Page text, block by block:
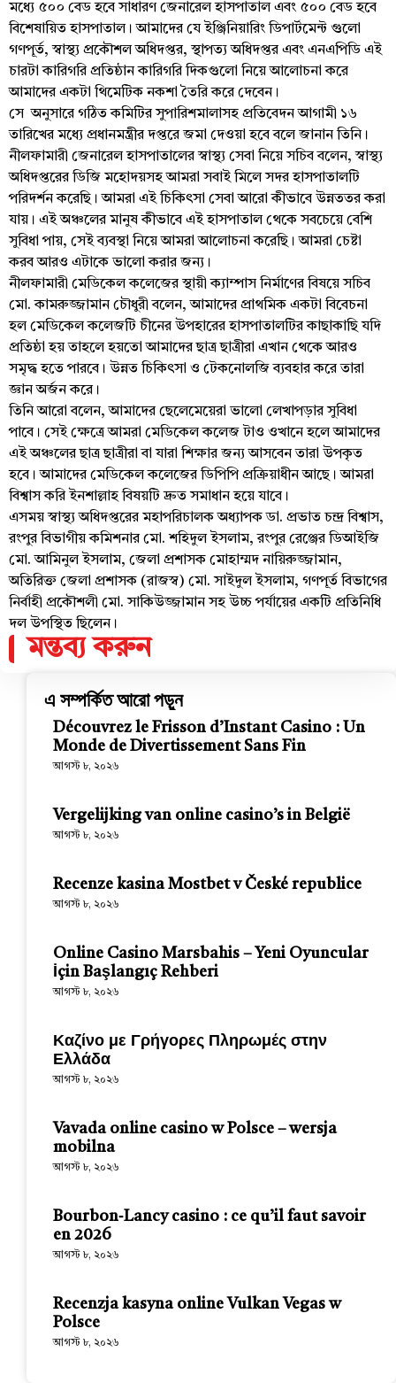
মধ্যে ৫০০ বেড হবে সাধারণ জেনারেল হাসপাতাল এবং ৫০০ বেড হবে
বিশেষায়িত হাসপাতাল। আমাদের যে ইঞ্জিনিয়ারিং ডিপার্টমেন্ট গুলো
গণপূর্ত, স্বাস্থ্য প্রকৌশল অধিদপ্তর, স্থাপত্য অধিদপ্তর এবং এনএপিডি এই
চারটা কারিগরি প্রতিষ্ঠান কারিগরি দিকগুলো নিয়ে আলোচনা করে
আমাদের একটা থিমেটিক নকশা তৈরি করে দেবেন।
সে অনুসারে গঠিত কমিটির সুপারিশমালাসহ প্রতিবেদন আগামী ১৬
তারিখের মধ্যে প্রধানমন্ত্রীর দপ্তরে জমা দেওয়া হবে বলে জানান তিনি।
নীলফামারী জেনারেল হাসপাতালের স্বাস্থ্য সেবা নিয়ে সচিব বলেন, স্বাস্থ্য
অধিদপ্তরের ডিজি মহোদয়সহ আমরা সবাই মিলে সদর হাসপাতালটি
পরিদর্শন করেছি। আমরা এই চিকিৎসা সেবা আরো কীভাবে উন্নততর করা
যায়। এই অঞ্চলের মানুষ কীভাবে এই হাসপাতাল থেকে সবচেয়ে বেশি
সুবিধা পায়, সেই ব্যবস্থা নিয়ে আমরা আলোচনা করেছি। আমরা চেষ্টা
করব আরও এটাকে ভালো করার জন্য।
নীলফামারী মেডিকেল কলেজের স্থায়ী ক্যাম্পাস নির্মাণের বিষয়ে সচিব
মো. কামরুজ্জামান চৌধুরী বলেন, আমাদের প্রাথমিক একটা বিবেচনা
হল মেডিকেল কলেজটি চীনের উপহারের হাসপাতালটির কাছাকাছি যদি
প্রতিষ্ঠা হয় তাহলে হয়তো আমাদের ছাত্র ছাত্রীরা এখান থেকে আরও
সমৃদ্ধ হতে পারবে। উন্নত চিকিৎসা ও টেকনোলজি ব্যবহার করে তারা
জ্ঞান অর্জন করে।
তিনি আরো বলেন, আমাদের ছেলেমেয়েরা ভালো লেখাপড়ার সুবিধা
পাবে। সেই ক্ষেত্রে আমরা মেডিকেল কলেজ টাও ওখানে হলে আমাদের
এই অঞ্চলের ছাত্র ছাত্রীরা বা যারা শিক্ষার জন্য আসবেন তারা উপকৃত
হবে। আমাদের মেডিকেল কলেজের ডিপিপি প্রক্রিয়াধীন আছে। আমরা
বিশ্বাস করি ইনশাল্লাহ বিষয়টি দ্রুত সমাধান হয়ে যাবে।
এসময় স্বাস্থ্য অধিদপ্তরের মহাপরিচালক অধ্যাপক ডা. প্রভাত চন্দ্র বিশ্বাস,
রংপুর বিভাগীয় কমিশনার মো. শহিদুল ইসলাম, রংপুর রেঞ্জের ডিআইজি
মো. আমিনুল ইসলাম, জেলা প্রশাসক মোহাম্মদ নায়িরুজ্জামান,
অতিরিক্ত জেলা প্রশাসক (রাজস্ব) মো. সাইদুল ইসলাম, গণপূর্ত বিভাগের
নির্বাহী প্রকৌশলী মো. সাকিউজ্জামান সহ উচ্চ পর্যায়ের একটি প্রতিনিধি
দল উপস্থিত ছিলেন।
মন্তব্য করুন
এ সম্পর্কিত আরো পড়ুন
Découvrez le Frisson d’Instant Casino : Un
Monde de Divertissement Sans Fin
আগস্ট ৮, ২০২৬
Vergelijking van online casino’s in België
আগস্ট ৮, ২০২৬
Recenze kasina Mostbet v České republice
আগস্ট ৮, ২০২৬
Online Casino Marsbahis – Yeni Oyuncular
İçin Başlangıç Rehberi
আগস্ট ৮, ২০২৬
Καζίνο με Γρήγορες Πληρωμές στην
Ελλάδα
আগস্ট ৮, ২০২৬
Vavada online casino w Polsce – wersja
mobilna
আগস্ট ৮, ২০২৬
Bourbon‑Lancy casino : ce qu’il faut savoir
en 2026
আগস্ট ৮, ২০২৬
Recenzja kasyna online Vulkan Vegas w
Polsce
আগস্ট ৮, ২০২৬